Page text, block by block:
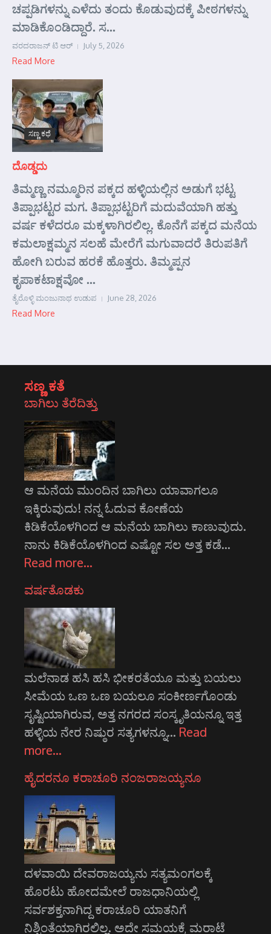
ಚಪ್ಪಡಿಗಳನ್ನು ಎಳೆದು ತಂದು ಕೊಡುವುದಕ್ಕೆ ಪೀಠಗಳನ್ನು
ಮಾಡಿಕೊಂಡಿದ್ದಾರೆ. ಸ...
ವರದರಾಜನ್ ಟಿ ಆರ್ July 5, 2026
Read More
ಸಣ್ಣ ಕಥೆ
ದೊಡ್ಡದು
ತಿಮ್ಮಣ್ಣ ನಮ್ಮೂರಿನ ಪಕ್ಕದ ಹಳ್ಳಿಯಲ್ಲಿನ ಅಡುಗೆ ಭಟ್ಟ
ತಿಪ್ಪಾಭಟ್ಟರ ಮಗ. ತಿಪ್ಪಾಭಟ್ಟರಿಗೆ ಮದುವೆಯಾಗಿ ಹತ್ತು
ವರ್ಷ ಕಳೆದರೂ ಮಕ್ಕಳಾಗಿರಲಿಲ್ಲ. ಕೊನೆಗೆ ಪಕ್ಕದ ಮನೆಯ
ಕಮಲಾಕ್ಷಮ್ಮನ ಸಲಹೆ ಮೇರೆಗೆ ಮಗುವಾದರೆ ತಿರುಪತಿಗೆ
ಹೋಗಿ ಬರುವ ಹರಕೆ ಹೊತ್ತರು. ತಿಮ್ಮಪ್ಪನ
ಕೃಪಾಕಟಾಕ್ಷವೋ ...
ತೈರೊಳ್ಳಿ ಮಂಜುನಾಥ ಉಡುಪ June 28, 2026
Read More
ಸಣ್ಣ ಕತೆ
ಬಾಗಿಲು ತೆರೆದಿತ್ತು
ಆ ಮನೆಯ ಮುಂದಿನ ಬಾಗಿಲು ಯಾವಾಗಲೂ
ಇಕ್ಕಿರುವುದು! ನನ್ನ ಓದುವ ಕೋಣೆಯ
ಕಿಡಿಕೆಯೊಳಗಿಂದ ಆ ಮನೆಯ ಬಾಗಿಲು ಕಾಣುವುದು.
ನಾನು ಕಿಡಿಕೆಯೊಳಗಿಂದ ಎಷ್ಟೋ ಸಲ ಅತ್ತ ಕಡೆ…
Read more…
ವರ್ಷತೊಡಕು
ಮಲೆನಾಡ ಹಸಿ ಹಸಿ ಭೀಕರತೆಯೂ ಮತ್ತು ಬಯಲು
ಸೀಮೆಯ ಒಣ ಒಣ ಬಯಲೂ ಸಂಕೀರ್ಣಗೊಂಡು
ಸೃಷ್ಟಿಯಾಗಿರುವ, ಅತ್ತ ನಗರದ ಸಂಸ್ಕೃತಿಯನ್ನೂ ಇತ್ತ
ಹಳ್ಳಿಯ ನೇರ ನಿಷ್ಠುರ ಸತ್ಯಗಳನ್ನೂ… Read
more…
ಹೈದರನೂ ಕರಾಚೂರಿ ನಂಜರಾಜಯ್ಯನೂ
ದಳವಾಯಿ ದೇವರಾಜಯ್ಯನು ಸತ್ಯಮಂಗಲಕ್ಕೆ
ಹೊರಟು ಹೋದಮೇಲೆ ರಾಜಧಾನಿಯಲ್ಲಿ
ಸರ್ವಶಕ್ತನಾಗಿದ್ದ ಕರಾಚೂರಿ ಯಾತನಿಗೆ
ನಿಶ್ಚಿಂತೆಯಾಗಿರಲಿಲ್ಲ. ಅದೇ ಸಮಯಕ್ಕೆ ಮರಾಟೆ